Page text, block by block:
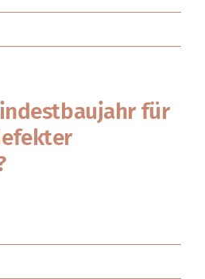
für